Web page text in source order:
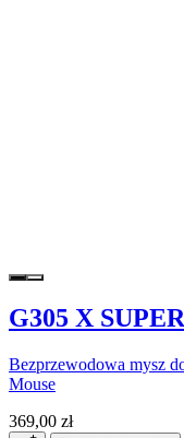
G305 X
Bezprzewodowa mysz
Mouse
369,00 zł